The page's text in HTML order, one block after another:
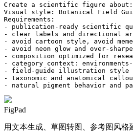
Create a scientific figure about:
Visual style: Botanical Field
Requirements:
- publication-ready scientific
- clear labels and directional
- avoid cartoon style, avoid
- avoid neon glow and over-
- composition optimized for
- category context:
- field-guide illustration style
- taxonomic and anatomical
- natural pigment behavior and
FigPad
用文本生成、草图转图、参考图风格